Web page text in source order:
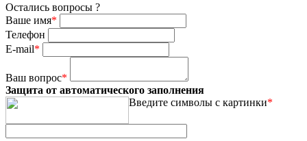
Остались вопросы ?
Ваше имя*
Телефон
E-mail*
Ваш вопрос*
Защита от автоматического заполнения
Введите символы с картинки*